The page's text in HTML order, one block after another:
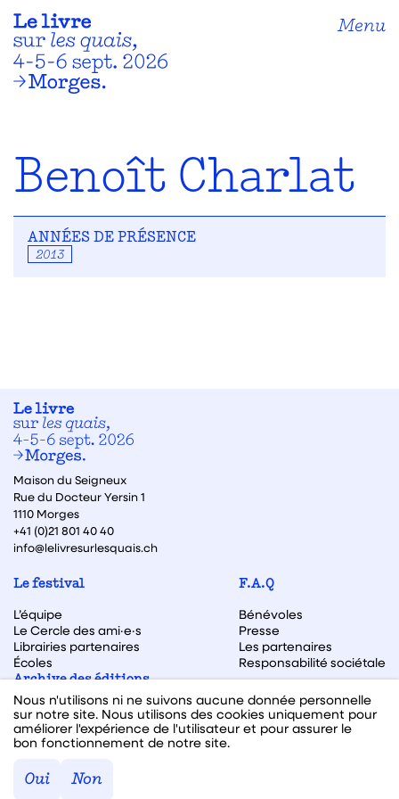
Menu
Benoît Charlat
ANNÉES DE PRÉSENCE
2013
Maison du Seigneux
Rue du Docteur Yersin 1
1110 Morges
+41 (0)21 801 40 40
info@lelivresurlesquais.ch
Le festival
L’équipe
Le Cercle des ami·e·s
Librairies partenaires
Écoles
F.A.Q
Bénévoles
Presse
Les partenaires
Responsabilité sociétale
Archive des éditions
Archive des autrices et auteurs
Facebook
Instagram
Linkedin
Youtube
Nous n'utilisons ni ne suivons aucune donnée personnelle
sur notre site. Nous utilisons des cookies uniquement pour
améliorer l'expérience de l'utilisateur et pour assurer le
bon fonctionnement de notre site.
Oui Non